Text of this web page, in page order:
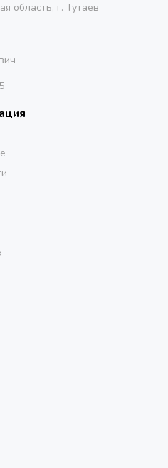
область, г. Тутаев